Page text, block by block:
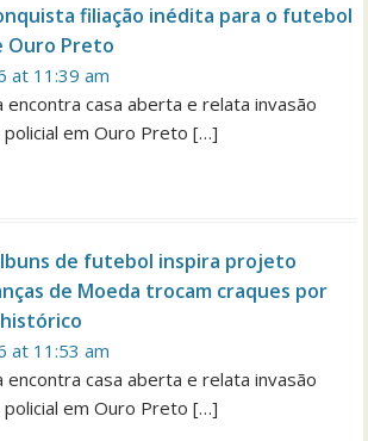
filiação inédita para o futebol
Ouro Preto
at 11:39 am
casa aberta e relata invasão
policial em Ouro Preto […]
de futebol inspira projeto
de Moeda trocam craques por
at 11:53 am
casa aberta e relata invasão
policial em Ouro Preto […]